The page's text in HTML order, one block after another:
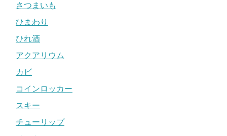
さつまいも
ひまわり
ひれ酒
アクアリウム
カビ
コインロッカー
スキー
チューリップ